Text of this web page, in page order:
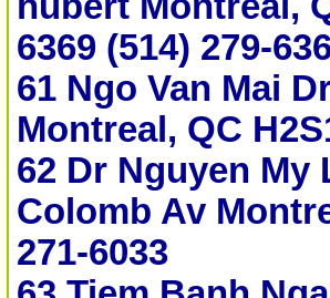
6369 (514) 279-
61 Ngo Van Mai
Montreal, QC
62 Dr Nguyen
Colomb Av
271-6033